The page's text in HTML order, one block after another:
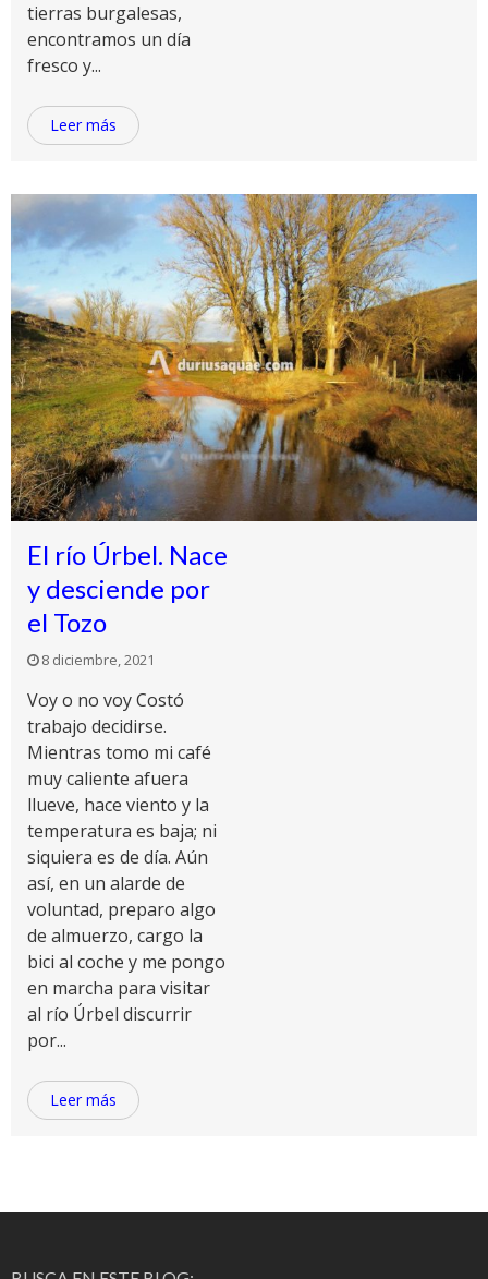
tierras burgalesas,
encontramos un día
fresco y...
Leer más
El río Úrbel. Nace
y desciende por
el Tozo
8 diciembre, 2021
Voy o no voy Costó
trabajo decidirse.
Mientras tomo mi café
muy caliente afuera
llueve, hace viento y la
temperatura es baja; ni
siquiera es de día. Aún
así, en un alarde de
voluntad, preparo algo
de almuerzo, cargo la
bici al coche y me pongo
en marcha para visitar
al río Úrbel discurrir
por...
Leer más